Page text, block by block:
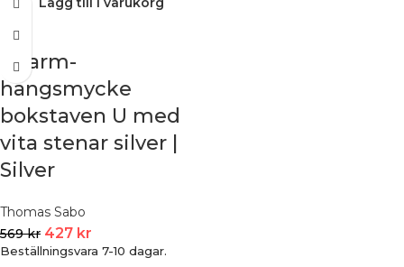
Charm-
hängsmycke
bokstaven U med
vita stenar silver |
Silver
Thomas Sabo
569kr 427 kr
Beställningsvara 7-10 dagar.